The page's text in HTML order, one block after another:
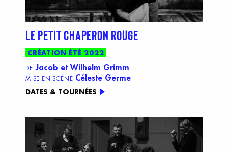
LE PETIT CHAPERON ROUGE
CRÉATION ÉTÉ 2022
DE Jacob et Wilhelm Grimm
MISE EN SCÈNE Céleste Germe
DATES & TOURNÉES